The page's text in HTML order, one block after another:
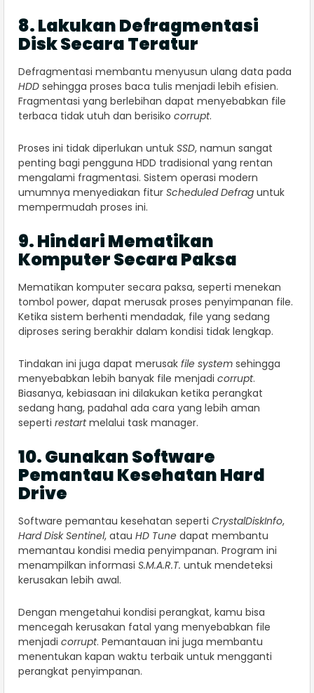
8. Lakukan Defragmentasi
Disk Secara Teratur
Defragmentasi membantu menyusun ulang data pada
HDD sehingga proses baca tulis menjadi lebih efisien.
Fragmentasi yang berlebihan dapat menyebabkan file
terbaca tidak utuh dan berisiko corrupt.
Proses ini tidak diperlukan untuk SSD, namun sangat
penting bagi pengguna HDD tradisional yang rentan
mengalami fragmentasi. Sistem operasi modern
umumnya menyediakan fitur Scheduled Defrag untuk
mempermudah proses ini.
9. Hindari Mematikan
Komputer Secara Paksa
Mematikan komputer secara paksa, seperti menekan
tombol power, dapat merusak proses penyimpanan file.
Ketika sistem berhenti mendadak, file yang sedang
diproses sering berakhir dalam kondisi tidak lengkap.
Tindakan ini juga dapat merusak file system sehingga
menyebabkan lebih banyak file menjadi corrupt.
Biasanya, kebiasaan ini dilakukan ketika perangkat
sedang hang, padahal ada cara yang lebih aman
seperti restartmelalui task manager.
10. Gunakan Software
Pemantau Kesehatan Hard
Drive
Software pemantau kesehatan seperti CrystalDiskInfo,
Hard Disk Sentinel, atau HD Tune dapat membantu
memantau kondisi media penyimpanan. Program ini
menampilkan informasi S.M.A.R.T. untuk mendeteksi
kerusakan lebih awal.
Dengan mengetahui kondisi perangkat, kamu bisa
mencegah kerusakan fatal yang menyebabkan file
menjadi corrupt. Pemantauan ini juga membantu
menentukan kapan waktu terbaik untuk mengganti
perangkat penyimpanan.